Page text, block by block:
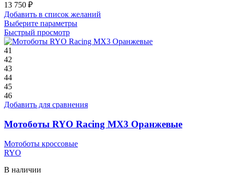
13 750 ₽
Добавить в список желаний
Выберите параметрыЭтот
имеет
странице
Быстрый просмотр
41
42
43
44
45
46
Добавить для сравнения
Мотоботы RYO Racing MX3 Оранжевые
Мотоботы кроссовые
RYO
В наличии